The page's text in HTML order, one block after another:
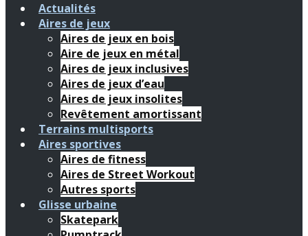
Actualités
Aires de jeux
Aires de jeux en bois
Aire de jeux en métal
Aires de jeux inclusives
Aires de jeux d’eau
Aires de jeux insolites
Revêtement amortissant
Terrains multisports
Aires sportives
Aires de fitness
Aires de Street Workout
Autres sports
Glisse urbaine
Skatepark